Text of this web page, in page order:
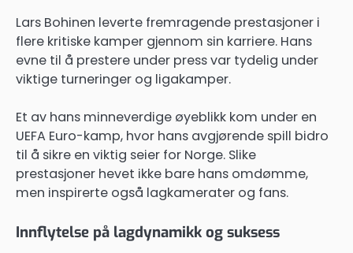
Lars Bohinen leverte fremragende prestasjoner i
flere kritiske kamper gjennom sin karriere. Hans
evne til å prestere under press var tydelig under
viktige turneringer og ligakamper.
Et av hans minneverdige øyeblikk kom under en
UEFA Euro-kamp, hvor hans avgjørende spill bidro
til å sikre en viktig seier for Norge. Slike
prestasjoner hevet ikke bare hans omdømme,
men inspirerte også lagkamerater og fans.
Innflytelse på lagdynamikk og suksess